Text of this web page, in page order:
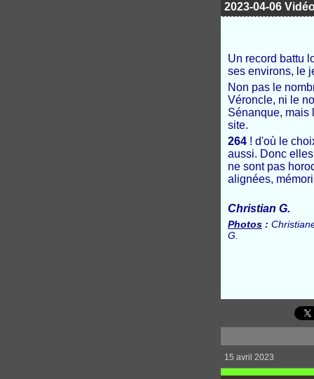
2023-04-06
Un record battu
ses environs, le
Non pas le
Véroncle, ni le
Sénanque, mais
site.
264 ! d'où le
aussi. Donc
ne sont pas
alignées,
Christian G.
Photos :
G.
15 avril 2023